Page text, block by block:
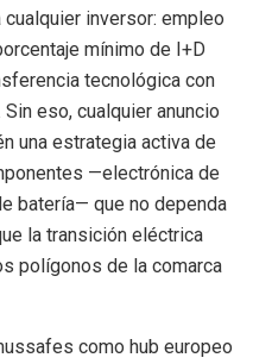
inversor: empleo
mínimo de I+D
tecnológica con
eso, cualquier anuncio
una estrategia activa de
—electrónica de
batería— que no dependa
la transición eléctrica
polígonos de la comarca
como hub europeo